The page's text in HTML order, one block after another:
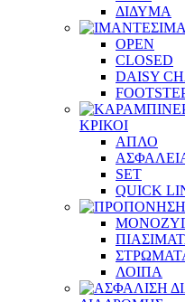
ΔΙΔΥΜΑ
OPEN
CLOSED
DAISY
ΚΡΙΚΟΙ
ΑΠΛΟ
SET
QUICK
ΛΟΙΠΑ